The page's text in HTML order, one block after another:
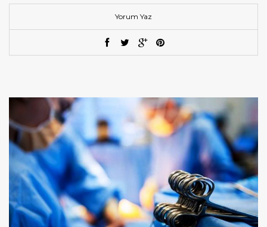
Yorum Yaz